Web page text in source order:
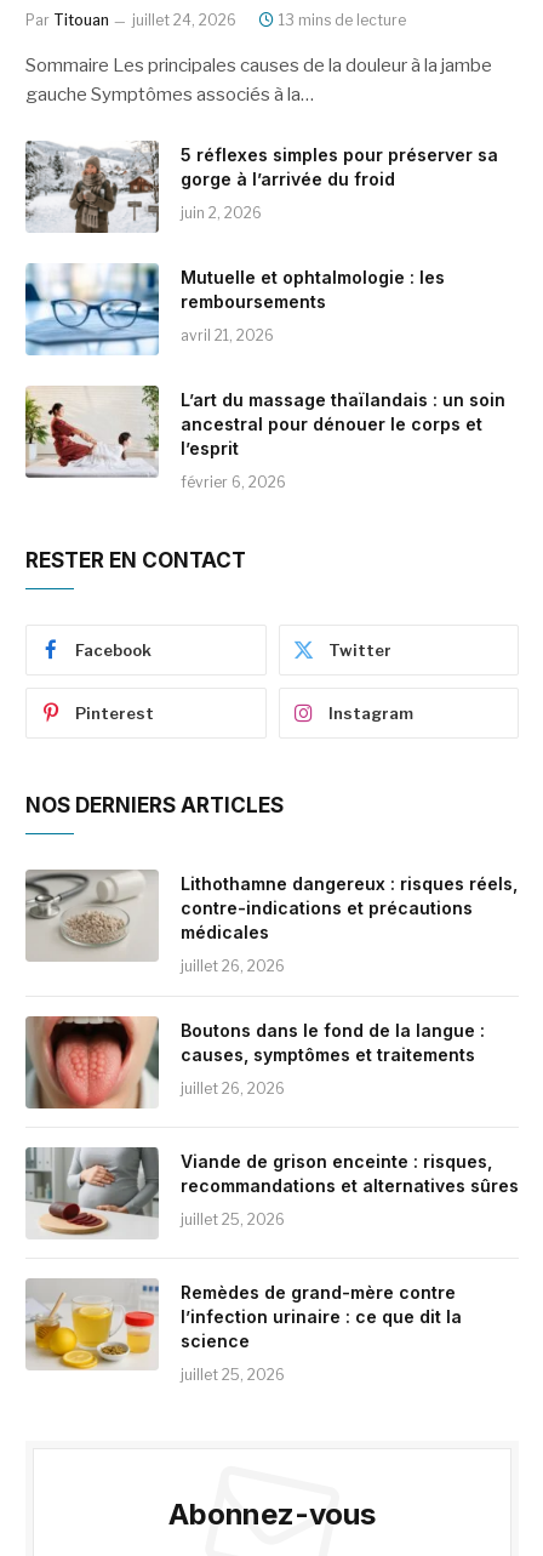
Par Titouan juillet 24, 2026 13 mins de lecture
Sommaire Les principales causes de la douleur à la jambe
gauche Symptômes associés à la…
5 réflexes simples pour préserver sa
gorge à l’arrivée du froid
juin 2, 2026
Mutuelle et ophtalmologie : les
remboursements
avril 21, 2026
L’art du massage thaïlandais : un soin
ancestral pour dénouer le corps et
l’esprit
février 6, 2026
RESTER EN CONTACT
Facebook Twitter
Pinterest Instagram
NOS DERNIERS ARTICLES
Lithothamne dangereux : risques réels,
contre-indications et précautions
médicales
juillet 26, 2026
Boutons dans le fond de la langue :
causes, symptômes et traitements
juillet 26, 2026
Viande de grison enceinte : risques,
recommandations et alternatives sûres
juillet 25, 2026
Remèdes de grand-mère contre
l’infection urinaire : ce que dit la
science
juillet 25, 2026
Abonnez-vous